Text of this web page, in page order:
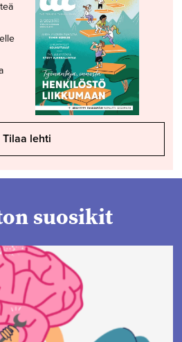
Tilaa lehti
suosikit